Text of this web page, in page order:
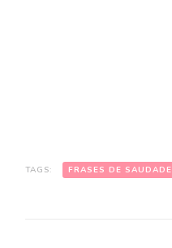
TAGS: FRASES DE SAUDADE